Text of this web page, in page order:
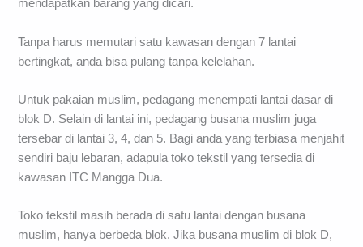
mendapatkan barang yang dicari.
Tanpa harus memutari satu kawasan dengan 7 lantai
bertingkat, anda bisa pulang tanpa kelelahan.
Untuk pakaian muslim, pedagang menempati lantai dasar di
blok D. Selain di lantai ini, pedagang busana muslim juga
tersebar di lantai 3, 4, dan 5. Bagi anda yang terbiasa menjahit
sendiri baju lebaran, adapula toko tekstil yang tersedia di
kawasan ITC Mangga Dua.
Toko tekstil masih berada di satu lantai dengan busana
muslim, hanya berbeda blok. Jika busana muslim di blok D,